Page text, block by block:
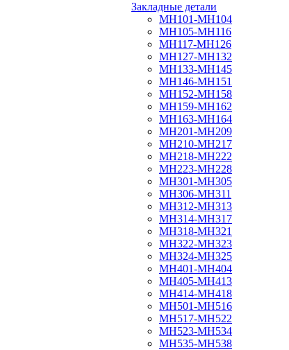
Закладные детали
МН101-МН104
МН105-МН116
МН117-МН126
МН127-МН132
МН133-МН145
МН146-МН151
МН152-МН158
МН159-МН162
МН163-МН164
МН201-МН209
МН210-МН217
МН218-МН222
МН223-МН228
МН301-МН305
МН306-МН311
МН312-МН313
МН314-МН317
МН318-МН321
МН322-МН323
МН324-МН325
МН401-МН404
МН405-МН413
МН414-МН418
МН501-МН516
МН517-МН522
МН523-МН534
МН535-МН538